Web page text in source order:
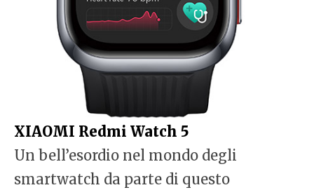
XIAOMI Redmi Watch 5
Un bell’esordio nel mondo degli
smartwatch da parte di questo